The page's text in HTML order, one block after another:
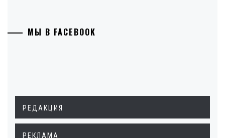
МЫ В FACEBOOK
РЕДАКЦИЯ
РЕКЛАМА